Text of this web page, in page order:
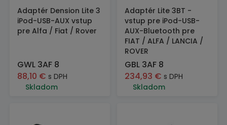
Adaptér Dension Lite 3
iPod-USB-AUX vstup
pre Alfa / Fiat / Rover
GWL 3AF 8
88,10 € s DPH
Skladom
Adaptér Lite 3BT -
vstup pre iPod-USB-
AUX-Bluetooth pre
FIAT / ALFA / LANCIA /
ROVER
GBL 3AF 8
234,93 € s DPH
Skladom